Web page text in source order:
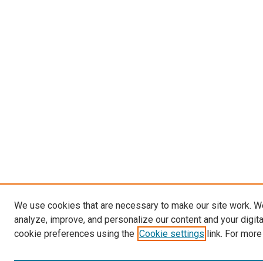
We use cookies that are necessary to make our site work.
analyze, improve, and personalize our content and your
cookie preferences using the Cookie settings link. For